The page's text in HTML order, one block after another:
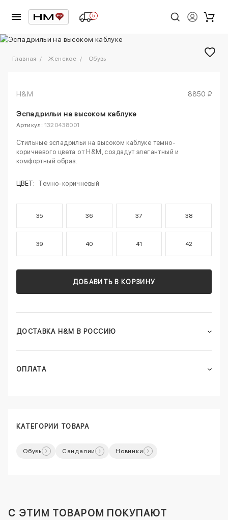
5
1/4
Главная Женское Обувь
H&M 8850 ₽
Эспадрильи на высоком каблуке
Артикул: 1320438001
Стильные эспадрильи на высоком каблуке темно-
коричневого цвета от H&M, создадут элегантный и
комфортный образ.
ЦВЕТ: Темно-коричневый
35 36 37 38
39 40 41 42
ДОБАВИТЬ В КОРЗИНУ
ДОСТАВКА H&M В РОССИЮ
ОПЛАТА
КАТЕГОРИИ ТОВАРА
Обувь Сандалии Новинки
C ЭТИМ ТОВАРОМ ПОКУПАЮТ